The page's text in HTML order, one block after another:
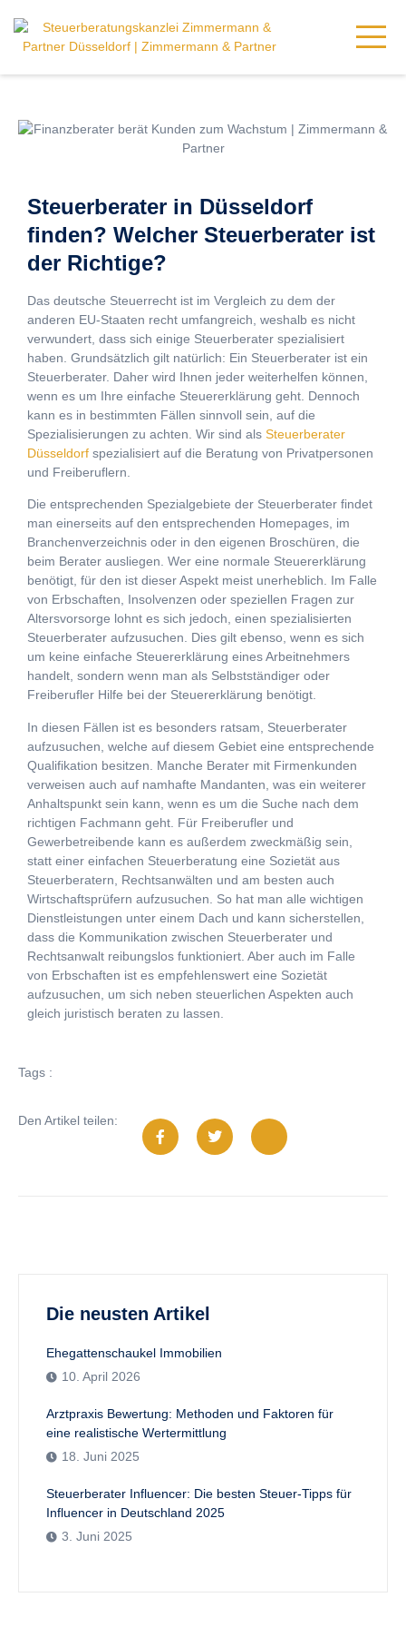
Steuerberater in Düsseldorf
finden? Welcher Steuerberater ist
der Richtige?
Das deutsche Steuerrecht ist im Vergleich zu dem der
anderen EU-Staaten recht umfangreich, weshalb es nicht
verwundert, dass sich einige Steuerberater spezialisiert
haben. Grundsätzlich gilt natürlich: Ein Steuerberater ist ein
Steuerberater. Daher wird Ihnen jeder weiterhelfen können,
wenn es um Ihre einfache Steuererklärung geht. Dennoch
kann es in bestimmten Fällen sinnvoll sein, auf die
Spezialisierungen zu achten. Wir sind als Steuerberater
Düsseldorf spezialisiert auf die Beratung von Privatpersonen
und Freiberuflern.
Die entsprechenden Spezialgebiete der Steuerberater findet
man einerseits auf den entsprechenden Homepages, im
Branchenverzeichnis oder in den eigenen Broschüren, die
beim Berater ausliegen. Wer eine normale Steuererklärung
benötigt, für den ist dieser Aspekt meist unerheblich. Im Falle
von Erbschaften, Insolvenzen oder speziellen Fragen zur
Altersvorsorge lohnt es sich jedoch, einen spezialisierten
Steuerberater aufzusuchen. Dies gilt ebenso, wenn es sich
um keine einfache Steuererklärung eines Arbeitnehmers
handelt, sondern wenn man als Selbstständiger oder
Freiberufler Hilfe bei der Steuererklärung benötigt.
In diesen Fällen ist es besonders ratsam, Steuerberater
aufzusuchen, welche auf diesem Gebiet eine entsprechende
Qualifikation besitzen. Manche Berater mit Firmenkunden
verweisen auch auf namhafte Mandanten, was ein weiterer
Anhaltspunkt sein kann, wenn es um die Suche nach dem
richtigen Fachmann geht. Für Freiberufler und
Gewerbetreibende kann es außerdem zweckmäßig sein,
statt einer einfachen Steuerberatung eine Sozietät aus
Steuerberatern, Rechtsanwälten und am besten auch
Wirtschaftsprüfern aufzusuchen. So hat man alle wichtigen
Dienstleistungen unter einem Dach und kann sicherstellen,
dass die Kommunikation zwischen Steuerberater und
Rechtsanwalt reibungslos funktioniert. Aber auch im Falle
von Erbschaften ist es empfehlenswert eine Sozietät
aufzusuchen, um sich neben steuerlichen Aspekten auch
gleich juristisch beraten zu lassen.
Tags :
Den Artikel teilen:
Die neusten Artikel
Ehegattenschaukel Immobilien
10. April 2026
Arztpraxis Bewertung: Methoden und Faktoren für
eine realistische Wertermittlung
18. Juni 2025
Steuerberater Influencer: Die besten Steuer-Tipps für
Influencer in Deutschland 2025
3. Juni 2025